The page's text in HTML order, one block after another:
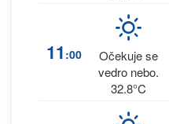
11 :00
Očekuje se
vedro nebo.
32.8°C